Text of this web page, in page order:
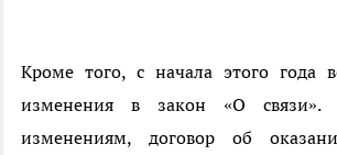
Кроме того, с начала этого года
изменения в закон «О связи».
изменениям, договор об